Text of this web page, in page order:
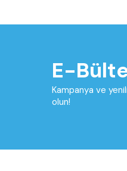
E-
Kampanya ve
olun!